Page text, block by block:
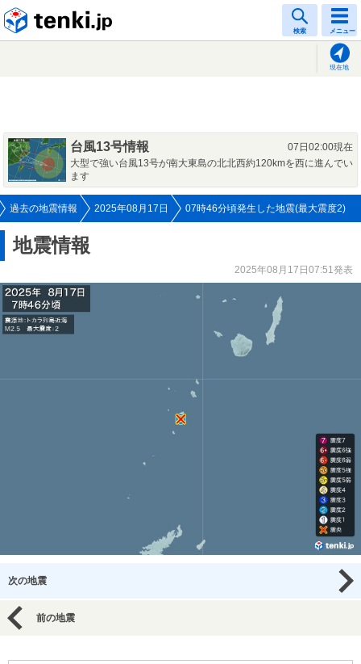
検索 メニュー
現在地
台風13号情報
07日02:00現在
大型で強い台風13号が南大東島の北北西約120kmを西に進んでい
ます
過去の地震情報 2025年08月17日 07時46分頃発生した地震(最大震度2)
地震情報
2025年08月17日07:51発表
次の地震
前の地震